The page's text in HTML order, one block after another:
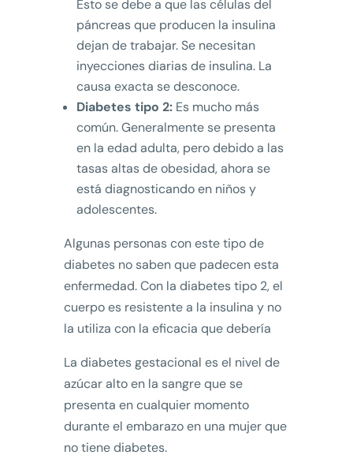
Esto se debe a que las células del
páncreas que producen la insulina
dejan de trabajar. Se necesitan
inyecciones diarias de insulina. La
causa exacta se desconoce.
Diabetes tipo 2:Es mucho más
común. Generalmente se presenta
en la edad adulta, pero debido a las
tasas altas de obesidad, ahora se
está diagnosticando en niños y
adolescentes.
Algunas personas con este tipo de
diabetes no saben que padecen esta
enfermedad. Con la diabetes tipo 2, el
cuerpo es resistente a la insulina y no
la utiliza con la eficacia que debería
La diabetes gestacional es el nivel de
azúcar alto en la sangre que se
presenta en cualquier momento
durante el embarazo en una mujer que
no tiene diabetes.